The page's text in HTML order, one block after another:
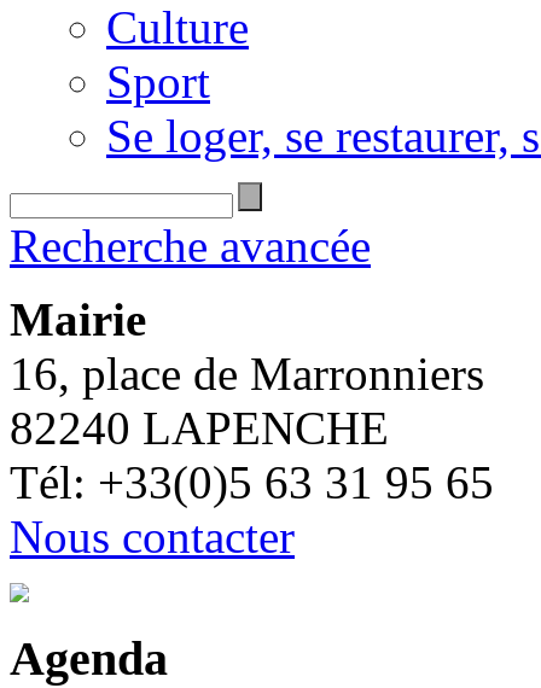
Culture
Sport
Se loger, se restaurer,
Recherche avancée
Mairie
16, place de Marronniers
82240 LAPENCHE
Tél: +33(0)5 63 31 95 65
Nous contacter
Agenda